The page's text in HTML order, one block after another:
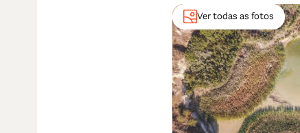
Ver todas as fotos